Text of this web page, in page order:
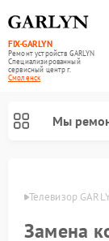
FIX-GARLYN
Ремонт устройств GARLYN
Специализированный
cервисный центр г.
Смоленск
Мы
Телевизор
Замена